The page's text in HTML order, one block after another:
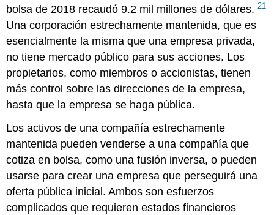
bolsa de 2018 recaudó 9.2 mil millones de dólares.21
Una corporación estrechamente mantenida, que es
esencialmente la misma que una empresa privada,
no tiene mercado público para sus acciones. Los
propietarios, como miembros o accionistas, tienen
más control sobre las direcciones de la empresa,
hasta que la empresa se haga pública.
Los activos de una compañía estrechamente
mantenida pueden venderse a una compañía que
cotiza en bolsa, como una fusión inversa, o pueden
usarse para crear una empresa que perseguirá una
oferta pública inicial. Ambos son esfuerzos
complicados que requieren estados financieros